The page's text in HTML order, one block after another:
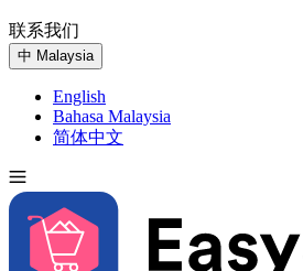
联系我们
中 Malaysia
English
Bahasa Malaysia
简体中文